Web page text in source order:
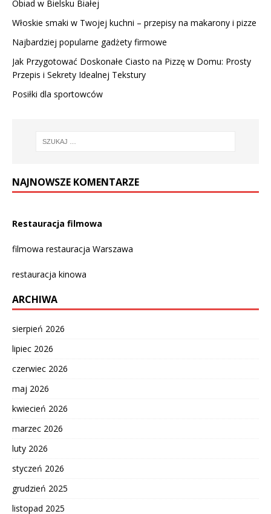
Obiad w Bielsku Białej
Włoskie smaki w Twojej kuchni – przepisy na makarony i pizze
Najbardziej popularne gadżety firmowe
Jak Przygotować Doskonałe Ciasto na Pizzę w Domu: Prosty
Przepis i Sekrety Idealnej Tekstury
Posiłki dla sportowców
NAJNOWSZE KOMENTARZE
Restauracja filmowa
filmowa restauracja Warszawa
restauracja kinowa
ARCHIWA
sierpień 2026
lipiec 2026
czerwiec 2026
maj 2026
kwiecień 2026
marzec 2026
luty 2026
styczeń 2026
grudzień 2025
listopad 2025